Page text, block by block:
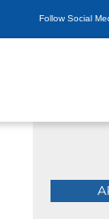
Follow Social